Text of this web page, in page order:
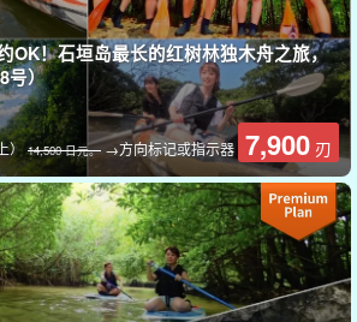
OK！石垣岛最长的红树林独木舟之旅，
号）
）14,500 日元。 →方向标记或指示器 7,900 刃